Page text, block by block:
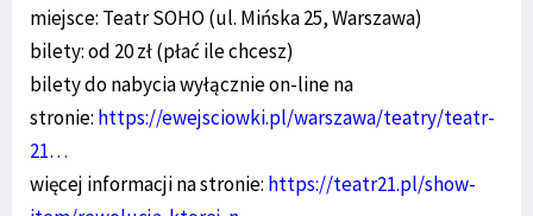
miejsce: Teatr SOHO (ul. Mińska 25, Warszawa)
bilety: od 20 zł (płać ile chcesz)
bilety do nabycia wyłącznie on-line na
stronie: https://ewejsciowki.pl/warszawa/teatry/teatr-
21…
więcej informacji na stronie: https://teatr21.pl/show-